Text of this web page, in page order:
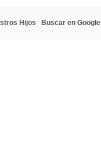
Hijos Buscar en Google